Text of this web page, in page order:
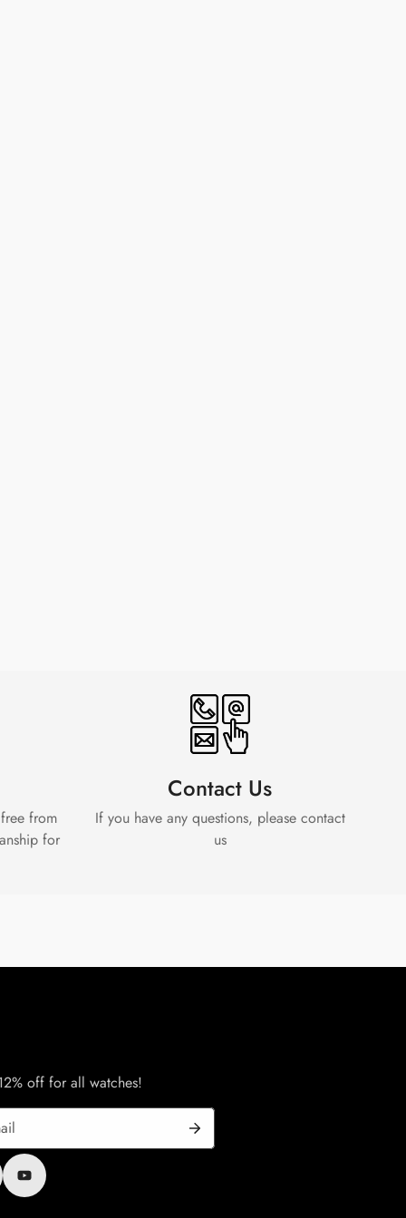
from
for
Contact Us
If you have any questions, please contact
us
off for all watches!